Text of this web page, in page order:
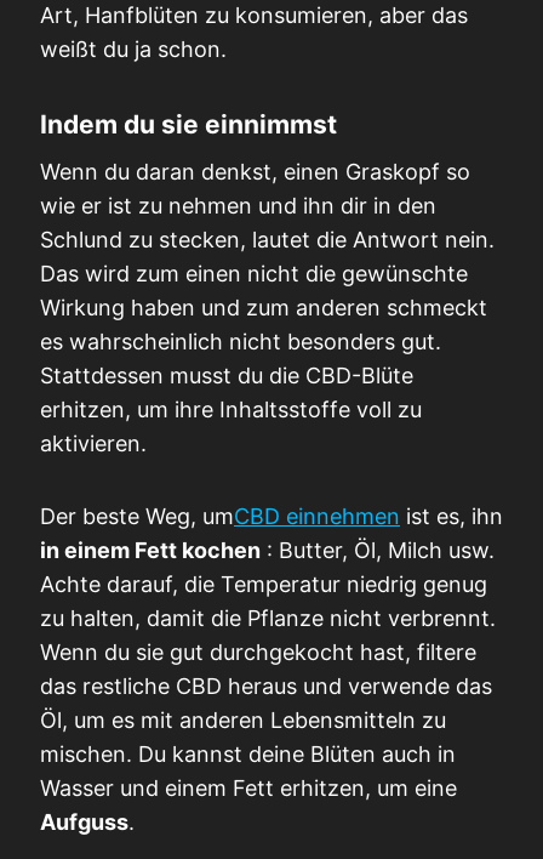
Art, Hanfblüten zu konsumieren, aber das
weißt du ja schon.
Indem du sie einnimmst
Wenn du daran denkst, einen Graskopf so
wie er ist zu nehmen und ihn dir in den
Schlund zu stecken, lautet die Antwort nein.
Das wird zum einen nicht die gewünschte
Wirkung haben und zum anderen schmeckt
es wahrscheinlich nicht besonders gut.
Stattdessen musst du die CBD-Blüte
erhitzen, um ihre Inhaltsstoffe voll zu
aktivieren.
Der beste Weg, umCBD einnehmen ist es, ihn
in einem Fett kochen : Butter, Öl, Milch usw.
Achte darauf, die Temperatur niedrig genug
zu halten, damit die Pflanze nicht verbrennt.
Wenn du sie gut durchgekocht hast, filtere
das restliche CBD heraus und verwende das
Öl, um es mit anderen Lebensmitteln zu
mischen. Du kannst deine Blüten auch in
Wasser und einem Fett erhitzen, um eine
Aufguss.